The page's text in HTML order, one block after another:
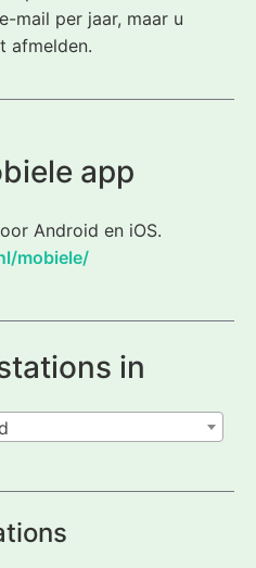
mail per jaar, maar u
afmelden.
app
Android en iOS.
mobiele/
in